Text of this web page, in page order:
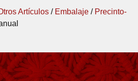
Artículos / Embalaje / Precinto-